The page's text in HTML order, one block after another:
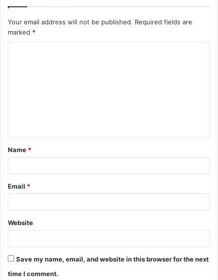
Your email address will not be published. Required fields are
marked *
t
*
Name *
Email *
Website
Save my name, email, and website in this browser for the next
time I comment.